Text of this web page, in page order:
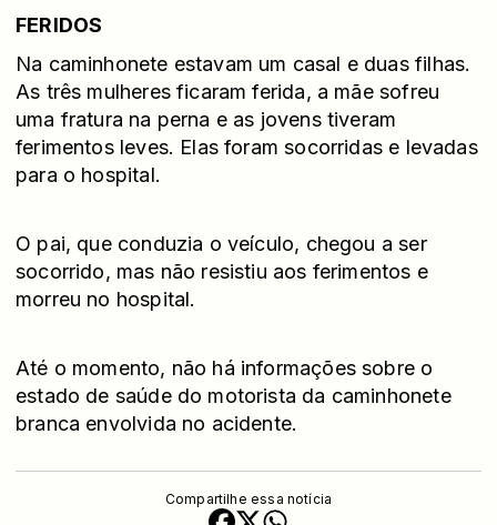
FERIDOS
Na caminhonete estavam um casal e duas filhas.
As três mulheres ficaram ferida, a mãe sofreu
uma fratura na perna e as jovens tiveram
ferimentos leves. Elas foram socorridas e levadas
para o hospital.
O pai, que conduzia o veículo, chegou a ser
socorrido, mas não resistiu aos ferimentos e
morreu no hospital.
Até o momento, não há informações sobre o
estado de saúde do motorista da caminhonete
branca envolvida no acidente.
Compartilhe essa notícia